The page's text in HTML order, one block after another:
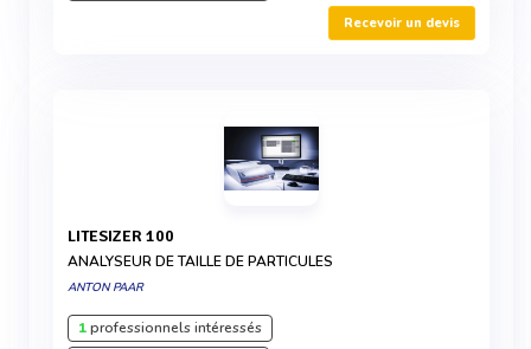
Recevoir un devis
LITESIZER 100
ANALYSEUR DE TAILLE DE PARTICULES
ANTON PAAR
1professionnels intéressés